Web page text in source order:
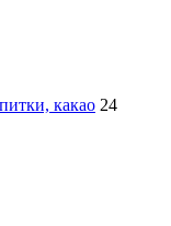
какао 24